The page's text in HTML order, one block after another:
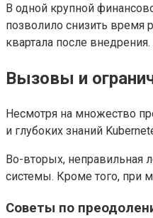
В одной крупной
позволило снизить время
квартала после внедрения.
Вызовы и
Несмотря на множество
и глубоких знаний
Во-вторых, неправильная
системы. Кроме того, при
Советы по